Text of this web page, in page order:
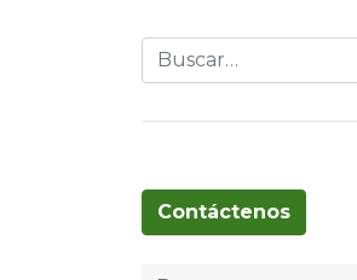
Contáctenos